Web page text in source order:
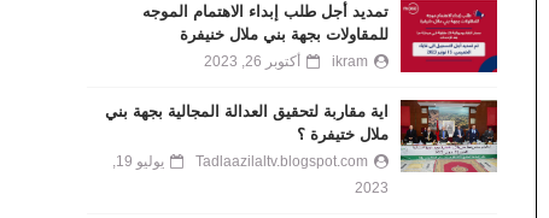
تمديد أجل طلب إبداء الاهتمام الموجه
للمقاولات بجهة بني ملال خنيفرة
ikram أكتوبر 26, 2023
اية مقاربة لتحقيق العدالة المجالية بجهة بني
ملال ختيفرة ؟
Tadlaazilaltv.blogspot.com
يوليو 19,
2023